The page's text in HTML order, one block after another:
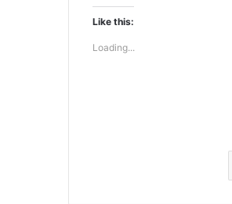
Like this:
Loading...